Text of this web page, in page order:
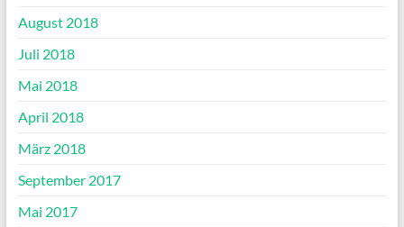
August 2018
Juli 2018
Mai 2018
April 2018
März 2018
September 2017
Mai 2017